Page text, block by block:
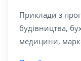
Приклади з
будівництва,
медицини,